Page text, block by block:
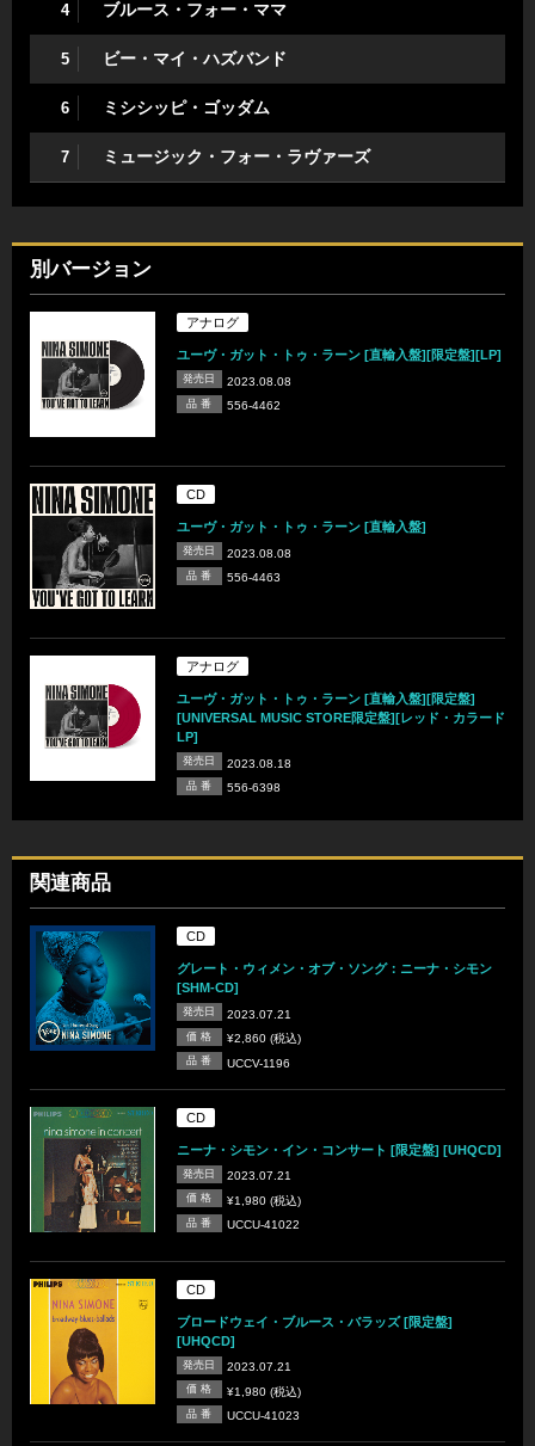
4 ブルース・フォー・ママ
5 ビー・マイ・ハズバンド
6 ミシシッピ・ゴッダム
7 ミュージック・フォー・ラヴァーズ
別バージョン
アナログ
ユーヴ・ガット・トゥ・ラーン [直輸入盤][限定盤][LP]
発売日 2023.08.08
品 番 556-4462
CD
ユーヴ・ガット・トゥ・ラーン [直輸入盤]
発売日 2023.08.08
品 番 556-4463
アナログ
ユーヴ・ガット・トゥ・ラーン [直輸入盤][限定盤]
[UNIVERSAL MUSIC STORE限定盤][レッド・カラード
LP]
発売日 2023.08.18
品 番 556-6398
関連商品
CD
グレート・ウィメン・オブ・ソング：ニーナ・シモン
[SHM-CD]
発売日 2023.07.21
価 格 ¥2,860 (税込)
品 番 UCCV-1196
CD
ニーナ・シモン・イン・コンサート [限定盤] [UHQCD]
発売日 2023.07.21
価 格 ¥1,980 (税込)
品 番 UCCU-41022
CD
ブロードウェイ・ブルース・バラッズ [限定盤]
[UHQCD]
発売日 2023.07.21
価 格 ¥1,980 (税込)
品 番 UCCU-41023